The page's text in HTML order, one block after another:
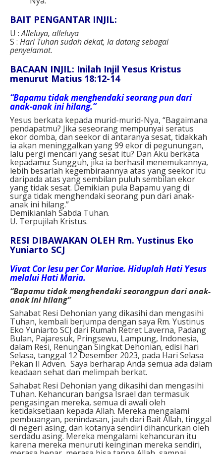
BAIT PENGANTAR INJIL:
U :Alleluya, alleluya
S : Hari Tuhan sudah dekat, Ia datang sebagai
penyelamat.
BACAAN INJIL: Inilah Injil Yesus Kristus
menurut Matius 18:12-14
“Bapamu tidak menghendaki seorang pun dari
anak-anak ini hilang.”
Yesus berkata kepada murid-murid-Nya, “Bagaimana
pendapatmu? Jika seseorang mempunyai seratus
ekor domba, dan seekor di antaranya sesat, tidakkah
ia akan meninggalkan yang 99 ekor di pegunungan,
lalu pergi mencari yang sesat itu? Dan Aku berkata
kepadamu: Sungguh, jika ia berhasil menemukannya,
lebih besarlah kegembiraannya atas yang seekor itu
daripada atas yang sembilan puluh sembilan ekor
yang tidak sesat. Demikian pula Bapamu yang di
surga tidak menghendaki seorang pun dari anak-
anak ini hilang.”
Demikianlah Sabda Tuhan.
U. Terpujilah Kristus.
RESI DIBAWAKAN OLEH Rm. Yustinus Eko
Yuniarto SCJ
Vivat Cor Iesu per Cor Mariae. Hiduplah Hati Yesus
melalui Hati Maria.
“Bapamu tidak menghendaki seorangpun dari anak-
anak ini hilang”
Sahabat Resi Dehonian yang dikasihi dan mengasihi
Tuhan, kembali berjumpa dengan saya Rm. Yustinus
Eko Yuniarto SCJ dari Rumah Retret Laverna, Padang
Bulan, Pajaresuk, Pringsewu, Lampung, Indonesia,
dalam Resi, Renungan Singkat Dehonian, edisi hari
Selasa, tanggal 12 Desember 2023, pada Hari Selasa
Pekan II Adven. Saya berharap Anda semua ada dalam
keadaan sehat dan melimpah berkat.
Sahabat Resi Dehonian yang dikasihi dan mengasihi
Tuhan. Kehancuran bangsa Israel dan termasuk
pengasingan mereka, semua di awali oleh
ketidaksetiaan kepada Allah. Mereka mengalami
pembuangan, penindasan, jauh dari Bait Allah, tinggal
di negeri asing, dan kotanya sendiri dihancurkan oleh
serdadu asing. Mereka mengalami kehancuran itu
karena mereka menuruti keinginan mereka sendiri,